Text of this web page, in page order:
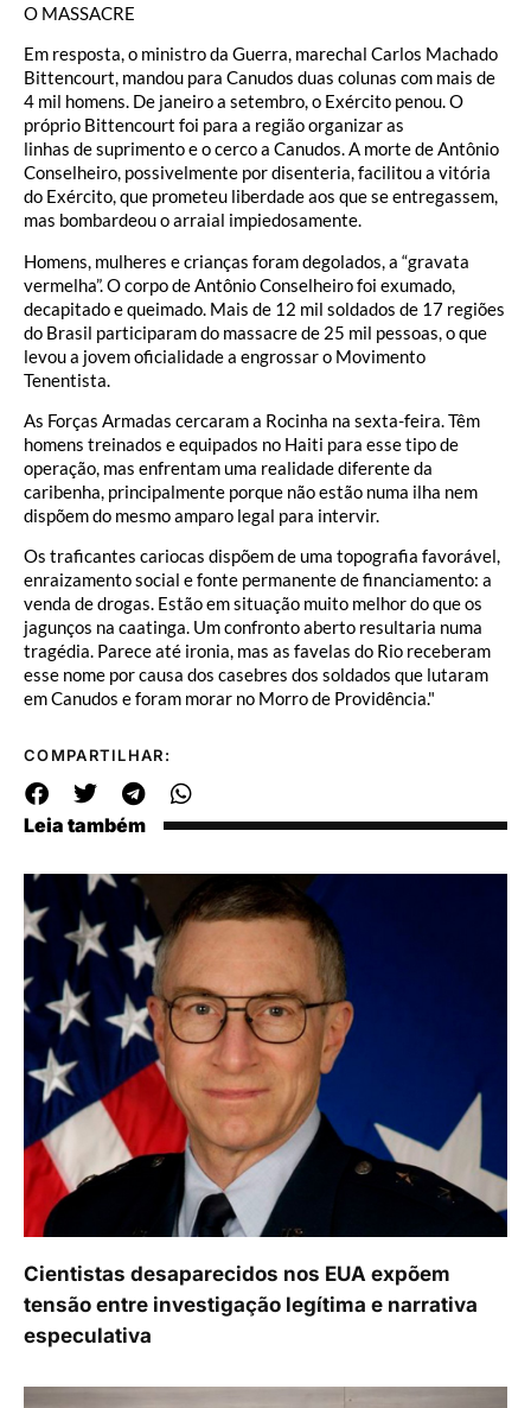
O MASSACRE
Em resposta, o ministro da Guerra, marechal Carlos Machado
Bittencourt, mandou para Canudos duas colunas com mais de
4 mil homens. De janeiro a setembro, o Exército penou. O
próprio Bittencourt foi para a região organizar as
linhas de suprimento e o cerco a Canudos. A morte de Antônio
Conselheiro, possivelmente por disenteria, facilitou a vitória
do Exército, que prometeu liberdade aos que se entregassem,
mas bombardeou o arraial impiedosamente.
Homens, mulheres e crianças foram degolados, a “gravata
vermelha”. O corpo de Antônio Conselheiro foi exumado,
decapitado e queimado. Mais de 12 mil soldados de 17 regiões
do Brasil participaram do massacre de 25 mil pessoas, o que
levou a jovem oficialidade a engrossar o Movimento
Tenentista.
As Forças Armadas cercaram a Rocinha na sexta-feira. Têm
homens treinados e equipados no Haiti para esse tipo de
operação, mas enfrentam uma realidade diferente da
caribenha, principalmente porque não estão numa ilha nem
dispõem do mesmo amparo legal para intervir.
Os traficantes cariocas dispõem de uma topografia favorável,
enraizamento social e fonte permanente de financiamento: a
venda de drogas. Estão em situação muito melhor do que os
jagunços na caatinga. Um confronto aberto resultaria numa
tragédia. Parece até ironia, mas as favelas do Rio receberam
esse nome por causa dos casebres dos soldados que lutaram
em Canudos e foram morar no Morro de Providência."
COMPARTILHAR:
Leia também
Cientistas desaparecidos nos EUA expõem
tensão entre investigação legítima e narrativa
especulativa